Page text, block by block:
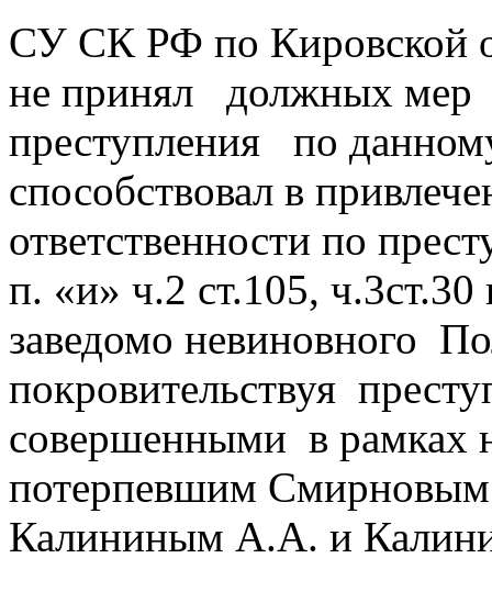
СУ СК РФ по Кировской
не принял должных мер
преступления по
способствовал в
ответственности по
п. «и» ч.2 ст.105,
заведомо невиновного
покровительствуя
совершенными в рамках
потерпевшим
Калининым А.А. и